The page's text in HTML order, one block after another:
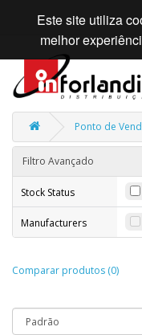
Ponto de
Filtro Avançado
Stock Status
Manufacturers
Comparar produtos (0)
Este site utiliza
melhor